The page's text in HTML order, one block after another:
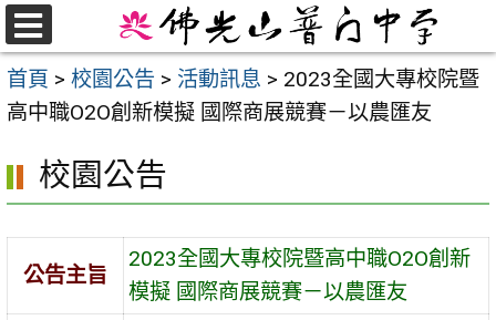
跳
至
主
要
首頁 > 校園公告 > 活動訊息 > 2023全國大專校院暨
高中職O2O創新模擬 國際商展競賽－以農匯友
校園公告
公告主旨
2023全國大專校院暨高中職O2O創新
模擬 國際商展競賽－以農匯友
選
單